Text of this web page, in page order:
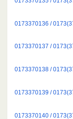
0173370136 /
0173370137 /
0173370138 /
0173370139 /
0173370140 /